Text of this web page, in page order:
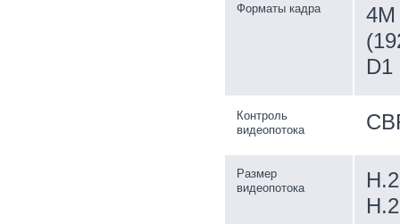
Форматы кадра
D1
Контроль
видеопотока
Размер
видеопотока